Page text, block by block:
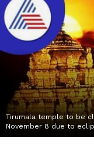
Tirumala temple to be
November 8 due to